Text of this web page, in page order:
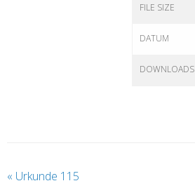
FILE SIZE
DATUM
DOWNLOADS
« Urkunde 115